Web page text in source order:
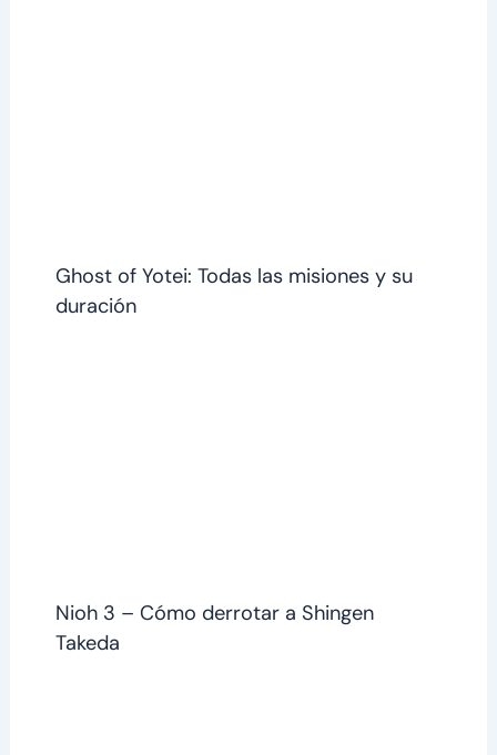
Ghost of Yotei: Todas las misiones y su
duración
Nioh 3 – Cómo derrotar a Shingen
Takeda